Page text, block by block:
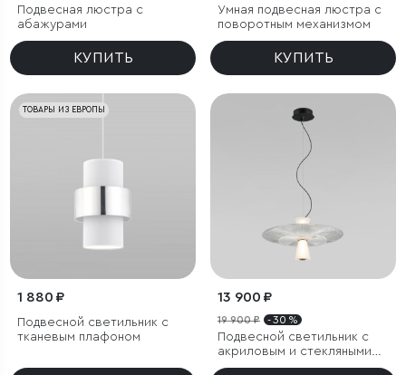
Подвесная люстра с
абажурами
КУПИТЬ
Умная подвесная люстра с
поворотным механизмом
КУПИТЬ
ТОВАРЫ ИЗ ЕВРОПЫ
1 880 ₽
Подвесной светильник с
тканевым плафоном
13 900 ₽
19 900 ₽ - 30 %
Подвесной светильник с
акриловым и стекляными
плафонами